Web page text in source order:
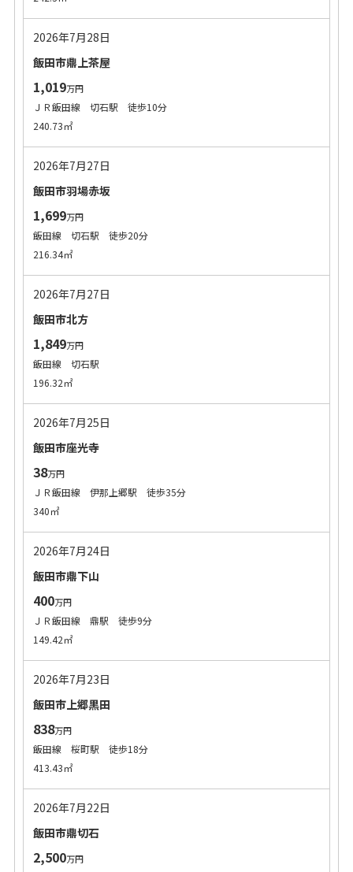
2026年7月28日
飯田市鼎上茶屋
1,019万円
ＪＲ飯田線 切石駅 徒歩10分
240.73㎡
2026年7月27日
飯田市羽場赤坂
1,699万円
飯田線 切石駅 徒歩20分
216.34㎡
2026年7月27日
飯田市北方
1,849万円
飯田線 切石駅
196.32㎡
2026年7月25日
飯田市座光寺
38万円
ＪＲ飯田線 伊那上郷駅 徒歩35分
340㎡
2026年7月24日
飯田市鼎下山
400万円
ＪＲ飯田線 鼎駅 徒歩9分
149.42㎡
2026年7月23日
飯田市上郷黒田
838万円
飯田線 桜町駅 徒歩18分
413.43㎡
2026年7月22日
飯田市鼎切石
2,500万円